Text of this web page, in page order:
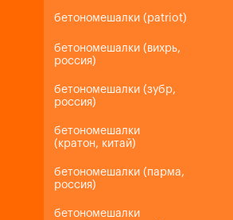
бетономешалки (patriot)
бетономешалки (вихрь,
россия)
бетономешалки (зубр,
россия)
бетономешалки
(кратон, китай)
бетономешалки (парма,
россия)
бетономешалки